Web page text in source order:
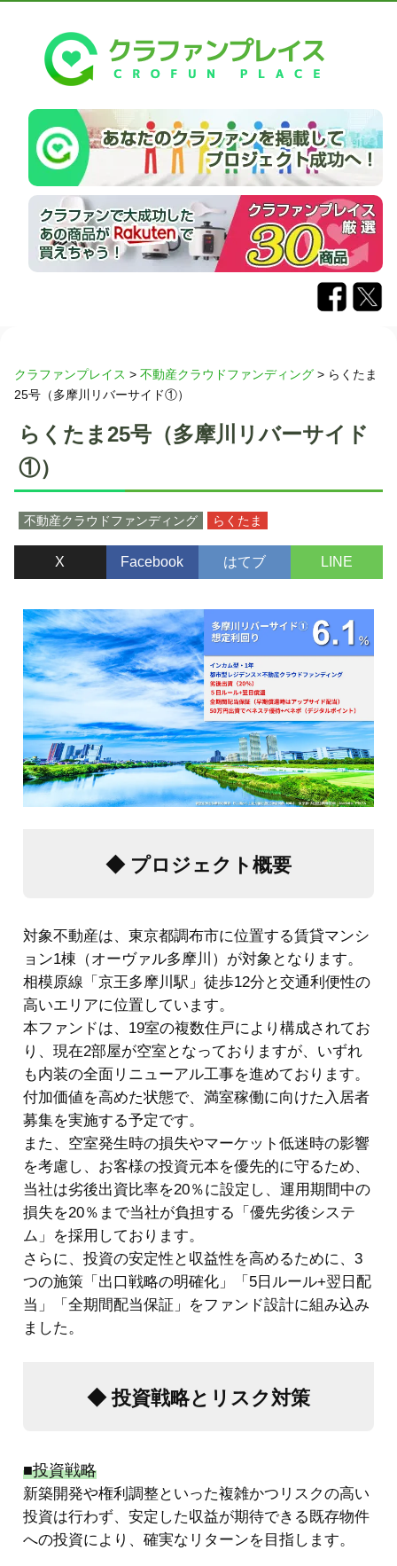
クラファンプレイス > 不動産クラウドファンディング > らくたま
25号（多摩川リバーサイド①）
らくたま25号（多摩川リバーサイド
①）
不動産クラウドファンディング らくたま
X Facebook はてブ LINE
◆ プロジェクト概要
対象不動産は、東京都調布市に位置する賃貸マンシ
ョン1棟（オーヴァル多摩川）が対象となります。
相模原線「京王多摩川駅」徒歩12分と交通利便性の
高いエリアに位置しています。
本ファンドは、19室の複数住戸により構成されてお
り、現在2部屋が空室となっておりますが、いずれ
も内装の全面リニューアル工事を進めております。
付加価値を高めた状態で、満室稼働に向けた入居者
募集を実施する予定です。
また、空室発生時の損失やマーケット低迷時の影響
を考慮し、お客様の投資元本を優先的に守るため、
当社は劣後出資比率を20％に設定し、運用期間中の
損失を20％まで当社が負担する「優先劣後システ
ム」を採用しております。
さらに、投資の安定性と収益性を高めるために、3
つの施策「出口戦略の明確化」「5日ルール+翌日配
当」「全期間配当保証」をファンド設計に組み込み
ました。
◆ 投資戦略とリスク対策
■投資戦略
新築開発や権利調整といった複雑かつリスクの高い
投資は行わず、安定した収益が期待できる既存物件
への投資により、確実なリターンを目指します。